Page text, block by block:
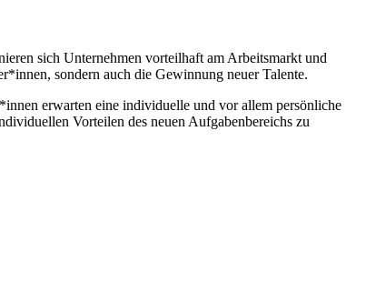
sich Unternehmen vorteilhaft am Arbeitsmarkt und
sondern auch die Gewinnung neuer Talente.
erwarten eine individuelle und vor allem persönliche
Vorteilen des neuen Aufgabenbereichs zu